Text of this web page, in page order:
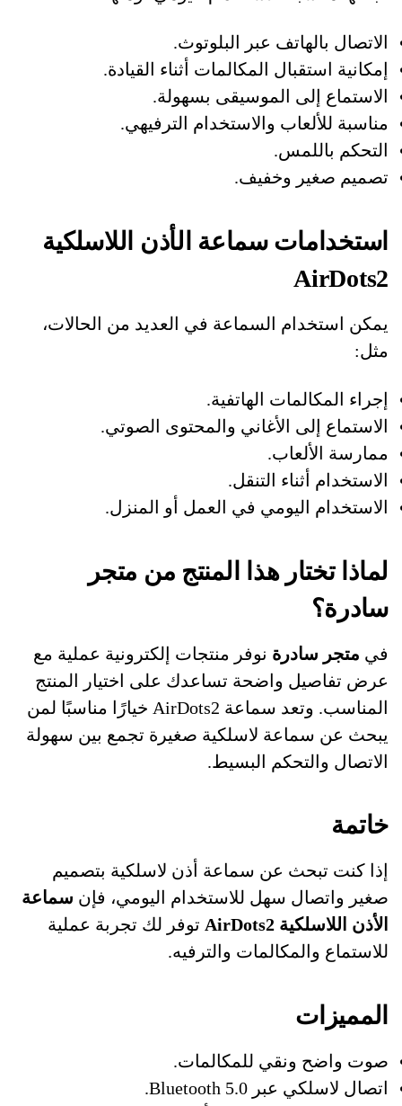
الاتصال بالهاتف عبر البلوتوث.
إمكانية استقبال المكالمات أثناء القيادة.
الاستماع إلى الموسيقى بسهولة.
مناسبة للألعاب والاستخدام الترفيهي.
التحكم باللمس.
تصميم صغير وخفيف.
استخدامات سماعة الأذن اللاسلكية
AirDots2
يمكن استخدام السماعة في العديد من الحالات،
مثل:
إجراء المكالمات الهاتفية.
الاستماع إلى الأغاني والمحتوى الصوتي.
ممارسة الألعاب.
الاستخدام أثناء التنقل.
الاستخدام اليومي في العمل أو المنزل.
لماذا تختار هذا المنتج من متجر
سادرة؟
في متجر سادرة نوفر منتجات إلكترونية عملية مع
عرض تفاصيل واضحة تساعدك على اختيار المنتج
المناسب. وتعد سماعة AirDots2 خيارًا مناسبًا لمن
يبحث عن سماعة لاسلكية صغيرة تجمع بين سهولة
الاتصال والتحكم البسيط.
خاتمة
إذا كنت تبحث عن سماعة أذن لاسلكية بتصميم
صغير واتصال سهل للاستخدام اليومي، فإن سماعة
الأذن اللاسلكية AirDots2
توفر لك تجربة عملية
للاستماع والمكالمات والترفيه.
المميزات
صوت واضح ونقي للمكالمات.
اتصال لاسلكي عبر Bluetooth 5.0.